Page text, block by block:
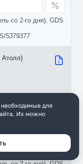
со 2-го дня), GDS
5379377
необходимые для
Их можно